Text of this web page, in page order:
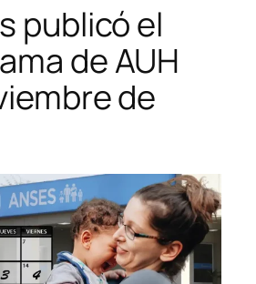
publicó el
de AUH
de